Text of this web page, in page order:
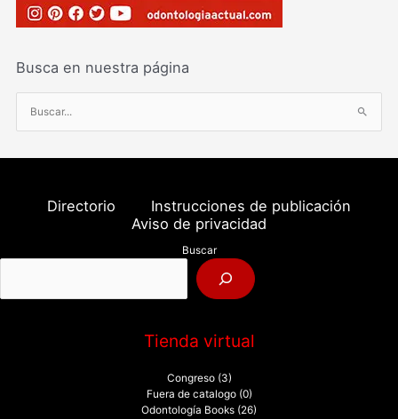
Busca en nuestra página
u
s
o
:
Directorio
Instrucciones de publicación
Aviso de privacidad
Buscar
Tienda virtual
Congreso (3)
Fuera de catalogo (0)
Odontología Books (26)